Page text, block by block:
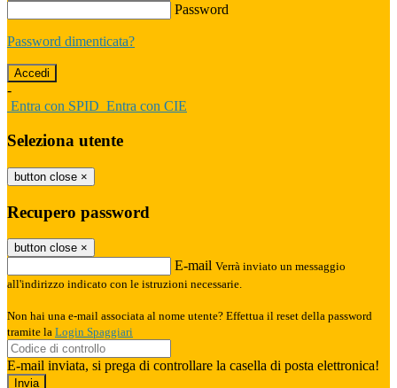
Password
Password dimenticata?
-
Entra con SPID Entra con CIE
Seleziona utente
button close ×
Recupero password
button close ×
E-mail Verrà inviato un messaggio
all'indirizzo indicato con le istruzioni necessarie.
Non hai una e-mail associata al nome utente? Effettua il reset della password
tramite la Login Spaggiari
E-mail inviata, si prega di controllare la casella di posta elettronica!